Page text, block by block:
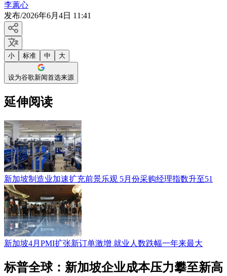
李蕙心
发布/2026年6月4日 11:41
小 标准 中 大
设为谷歌新闻首选来源
延伸阅读
新加坡制造业加速扩充前景乐观 5月份采购经理指数升至51
新加坡4月PMI扩张新订单激增 就业人数跌幅一年来最大
标普全球：新加坡企业成本压力攀至新高